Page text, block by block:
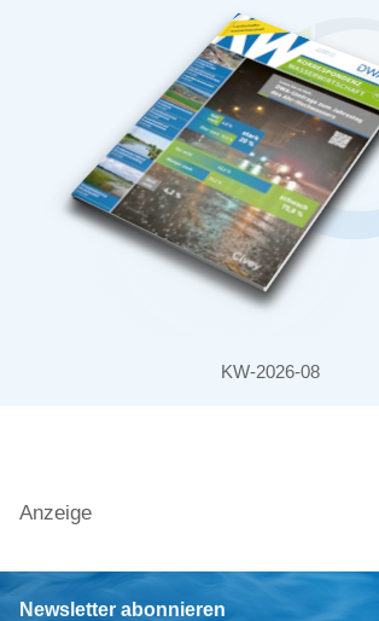
KW-2026-08
Anzeige
Newsletter abonnieren